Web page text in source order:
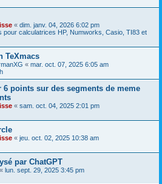
« dim. janv. 04, 2026 6:02 pm
pour calculatrices HP, Numworks, Casio, TI83 et
TeXmacs
« mar. oct. 07, 2025 6:05 am
6 points sur des segments de meme
« sam. oct. 04, 2025 2:01 pm
« jeu. oct. 02, 2025 10:38 am
par ChatGPT
« lun. sept. 29, 2025 3:45 pm